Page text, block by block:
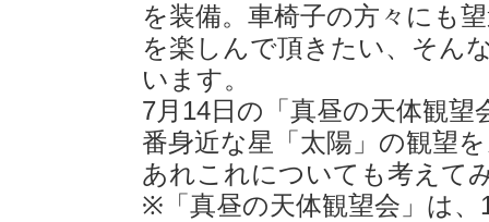
を装備。車椅子の方々にも
を楽しんで頂きたい、そん
います。
7月14日の「真昼の天体観
番身近な星「太陽」の観望
あれこれについても考えて
※「真昼の天体観望会」は